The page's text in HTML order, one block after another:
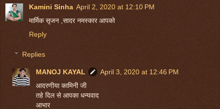
Kamini Sinha April 2, 2020 at 12:10 PM
मार्मिक सृजन ,सादर नमस्कार आपको
Reply
Replies
MANOJ KAYAL
April 3, 2020 at 12:46 PM
आदरणीया कामिनी जी
तहे दिल से आपका धन्यवाद
आभार